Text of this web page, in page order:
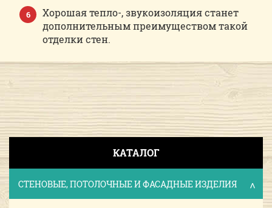
КАТАЛОГ
СТЕНОВЫЕ, ПОТОЛОЧНЫЕ И ФАСАДНЫЕ ИЗДЕЛИЯ
Хорошая тепло-, звукоизоляция станет
дополнительным преимуществом такой
отделки стен.